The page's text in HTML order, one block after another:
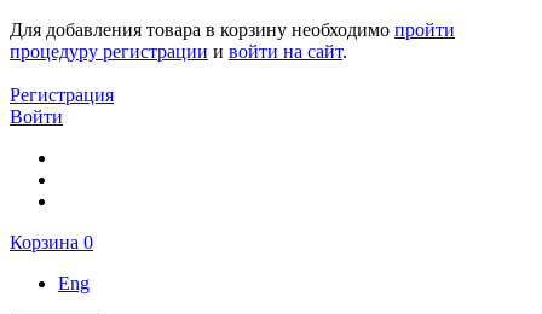
Для добавления товара в корзину необходимо пройти
процедуру регистрации и войти на сайт.
Регистрация
Войти
Корзина 0
Eng